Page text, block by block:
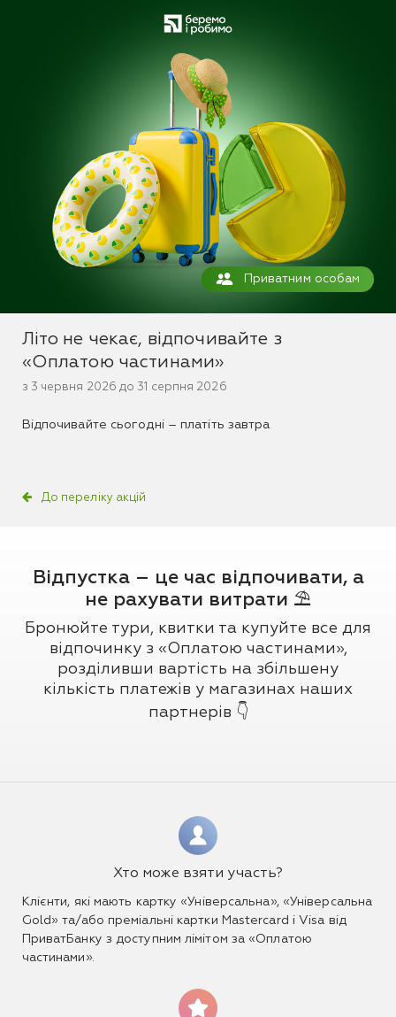
Приватним особам
До переліку акцій
Літо не чекає, відпочивайте з
«Оплатою частинами»
з 3 червня 2026 до 31 серпня 2026
Відпочивайте сьогодні – платіть завтра
Відпустка – це час відпочивати, а
не рахувати витрати ⛱️
Бронюйте тури, квитки та купуйте все для
відпочинку з «Оплатою частинами»,
розділивши вартість на збільшену
кількість платежів у магазинах наших
партнерів 👇
Хто може взяти участь?
Клієнти, які мають картку «Універсальна», «Універсальна
Gold» та/або преміальні картки Mastercard і Visa від
ПриватБанку з доступним лімітом за «Оплатою
частинами».